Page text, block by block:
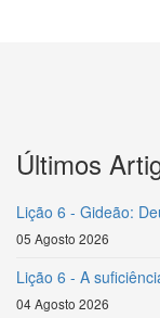
Últimos
Lição 6 - Gideão:
05 Agosto 2026
Lição 6 - A
04 Agosto 2026